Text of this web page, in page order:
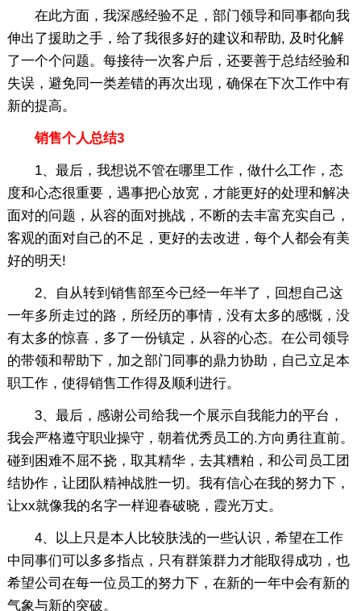
在此方面，我深感经验不足，部门领导和同事都向我
伸出了援助之手，给了我很多好的建议和帮助, 及时化解
了一个个问题。每接待一次客户后，还要善于总结经验和
失误，避免同一类差错的再次出现，确保在下次工作中有
新的提高。
销售个人总结3
1、最后，我想说不管在哪里工作，做什么工作，态
度和心态很重要，遇事把心放宽，才能更好的处理和解决
面对的问题，从容的面对挑战，不断的去丰富充实自己，
客观的面对自己的不足，更好的去改进，每个人都会有美
好的明天!
2、自从转到销售部至今已经一年半了，回想自己这
一年多所走过的路，所经历的事情，没有太多的感慨，没
有太多的惊喜，多了一份镇定，从容的心态。在公司领导
的带领和帮助下，加之部门同事的鼎力协助，自己立足本
职工作，使得销售工作得及顺利进行。
3、最后，感谢公司给我一个展示自我能力的平台，
我会严格遵守职业操守，朝着优秀员工的.方向勇往直前。
碰到困难不屈不挠，取其精华，去其糟粕，和公司员工团
结协作，让团队精神战胜一切。我有信心在我的努力下，
让xx就像我的名字一样迎春破晓，霞光万丈。
4、以上只是本人比较肤浅的一些认识，希望在工作
中同事们可以多多指点，只有群策群力才能取得成功，也
希望公司在每一位员工的努力下，在新的一年中会有新的
气象与新的突破。